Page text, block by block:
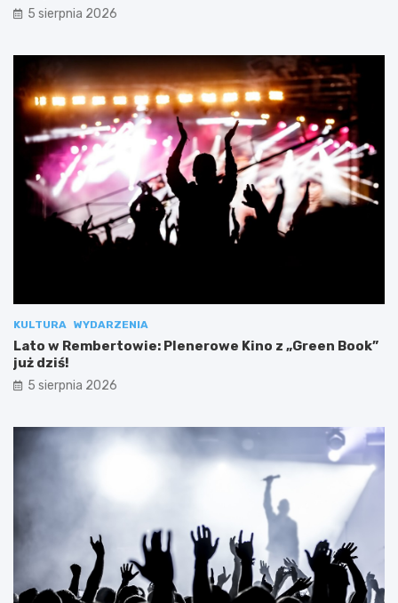
5 sierpnia 2026
KULTURA WYDARZENIA
Lato w Rembertowie: Plenerowe Kino z „Green Book”
już dziś!
5 sierpnia 2026